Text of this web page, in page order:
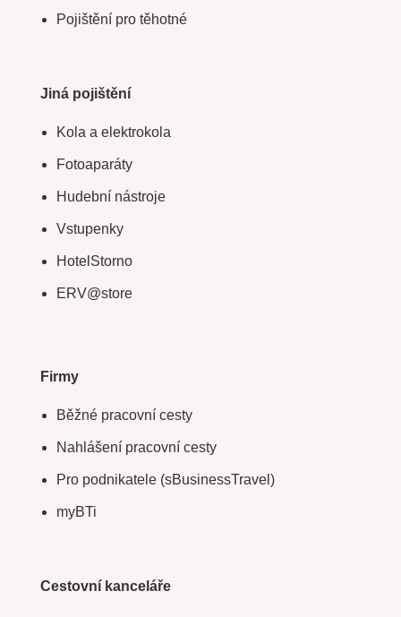
Pojištění pro těhotné
Jiná pojištění
Kola a elektrokola
Fotoaparáty
Hudební nástroje
Vstupenky
HotelStorno
ERV@store
Firmy
Běžné pracovní cesty
Nahlášení pracovní cesty
Pro podnikatele (sBusinessTravel)
myBTi
Cestovní kanceláře